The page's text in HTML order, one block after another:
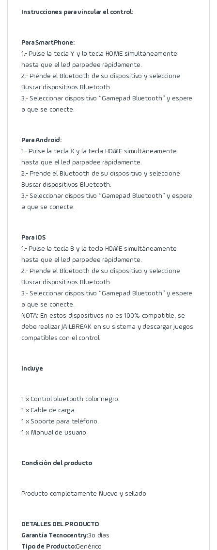
Instrucciones para vincular el control:
Para SmartPhone:
1.- Pulse la tecla Y y la tecla HOME simultáneamente
hasta que el led parpadee rápidamente.
2.- Prende el Bluetooth de su dispositivo y seleccione
Buscar dispositivos Bluetooth.
3.- Seleccionar dispositivo “Gamepad Bluetooth” y espere
a que se conecte.
Para Android:
1.- Pulse la tecla X y la tecla HOME simultáneamente
hasta que el led parpadee rápidamente.
2.- Prende el Bluetooth de su dispositivo y seleccione
Buscar dispositivos Bluetooth.
3.- Seleccionar dispositivo “Gamepad Bluetooth” y espere
a que se conecte.
Para iOS
1.- Pulse la tecla B y la tecla HOME simultáneamente
hasta que el led parpadee rápidamente.
2.- Prende el Bluetooth de su dispositivo y seleccione
Buscar dispositivos Bluetooth.
3.- Seleccionar dispositivo “Gamepad Bluetooth” y espere
a que se conecte.
NOTA: En estos dispositivos no es 100% compatible, se
debe realizar JAILBREAK en su sistema y descargar juegos
compatibles con el control.
Incluye
1 x Control bluetooth color negro.
1 x Cable de carga.
1 x Soporte para teléfono.
1 x Manual de usuario.
Condición del producto
Producto completamente Nuevo y sellado.
DETALLES DEL PRODUCTO
Garantía Tecnocentry:3o días
Tipo de Producto:Genérico